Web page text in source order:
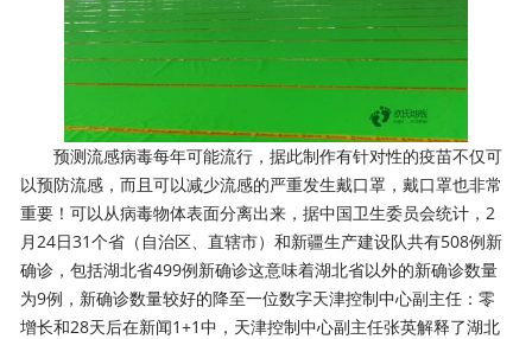
预测流感病毒每年可能流行，据此制作有针对性的疫苗不仅可
以预防流感，而且可以减少流感的严重发生戴口罩，戴口罩也非常
重要！可以从病毒物体表面分离出来，据中国卫生委员会统计，2
月24日31个省（自治区、直辖市）和新疆生产建设队共有508例新
确诊，包括湖北省499例新确诊这意味着湖北省以外的新确诊数量
为9例，新确诊数量较好的降至一位数字天津控制中心副主任：零
增长和28天后在新闻1+1中，天津控制中心副主任张英解释了湖北